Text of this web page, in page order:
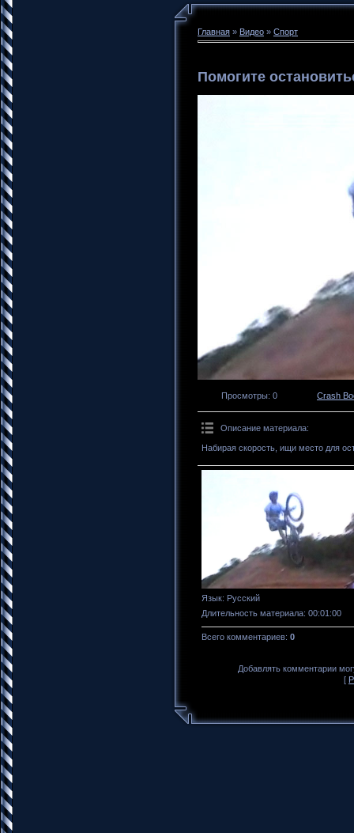
Главная » Видео » Спорт
Помогите
Просмотры: 0 Crash
Описание материала:
Набирая скорость, ищи место для
Язык: Русский
Длительность материала: 00:01:00
Всего комментариев: 0
Добавлять комментарии
[